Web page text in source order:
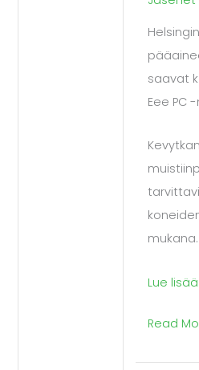
saavat
Eee PC
mukana.
Lue lisää
Ubuntut
Read